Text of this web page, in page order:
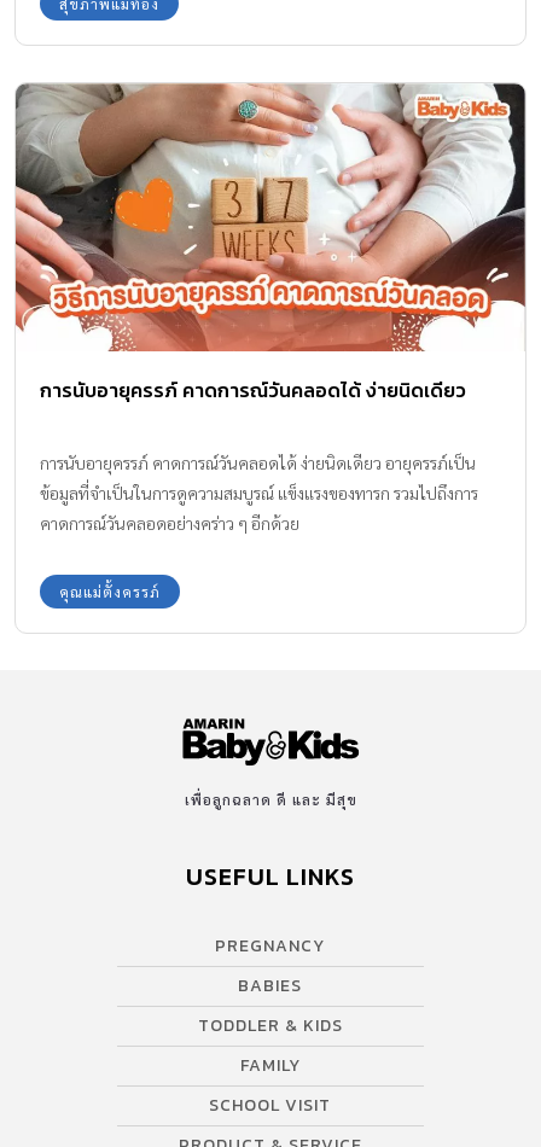
ไมโอไซมน์
การนับอายุครรภ์ คาดการณ์วันคลอดได้ ง่ายนิดเดียว
การนับอายุครรภ์ คาดการณ์วันคลอดได้ ง่ายนิดเดียว อายุครรภ์เป็น
ข้อมูลที่จำเป็นในการดูความสมบูรณ์ แข็งแรงของทารก รวมไปถึงการ
คาดการณ์วันคลอดอย่างคร่าว ๆ อีกด้วย
คุณแม่ตั้งครรภ์
เพื่อลูกฉลาด ดี และ มีสุข
USEFUL LINKS
PREGNANCY
BABIES
TODDLER & KIDS
FAMILY
SCHOOL VISIT